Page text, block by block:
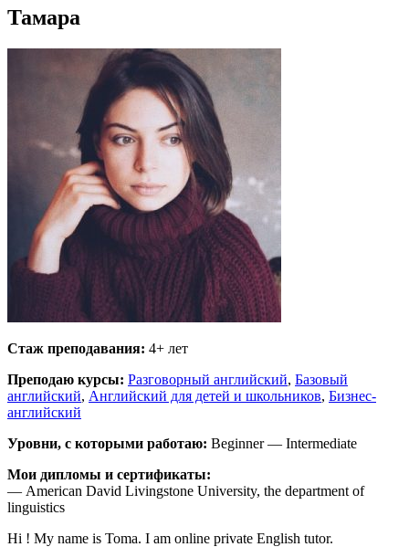
Тамара
Стаж преподавания: 4+ лет
Преподаю курсы: Разговорный английский, Базовый
английский, Английский для детей и школьников, Бизнес-
английский
Уровни, с которыми работаю: Beginner — Intermediate
Мои дипломы и сертификаты:
— American David Livingstone University, the department of
linguistics
Hi ! My name is Toma. I am online private English tutor.